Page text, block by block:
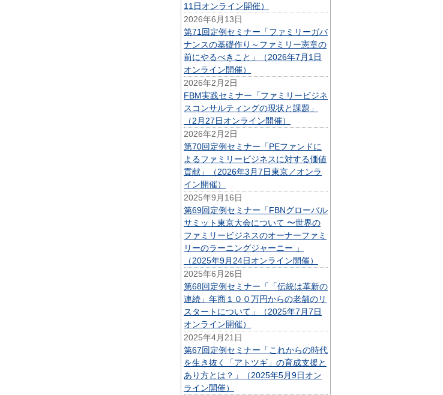
11日オンライン開催）
2026年6月13日
第71回定例セミナー「ファミリーガバ
ナンスの基礎作り～ファミリー憲章の
前にやるべきこと」（2026年7月1日
オンライン開催）
2026年2月2日
FBM実践セミナー「ファミリービジネ
スコンサルティングの現状と課題」
（2月27日オンライン開催）
2026年2月2日
第70回定例セミナー「PEファンドに
よるファミリービジネスに対する価値
貢献」（2026年3月7日東京／オンラ
イン開催）
2025年9月16日
第69回定例セミナー「FBNグローバル
サミット東京大会について 〜世界の
ファミリービジネスのオーナーファミ
リーのラーニングジャーニー 」
（2025年9月24日オンライン開催）
2025年6月26日
第68回定例セミナー「「伝統は革新の
連続」年商１００万円からの老舗のリ
スタートについて」（2025年7月7日
オンライン開催）
2025年4月21日
第67回定例セミナー「これからの時代
を生き抜く「アトツギ」の育成支援と
あり方とは？」（2025年5月9日オン
ライン開催）